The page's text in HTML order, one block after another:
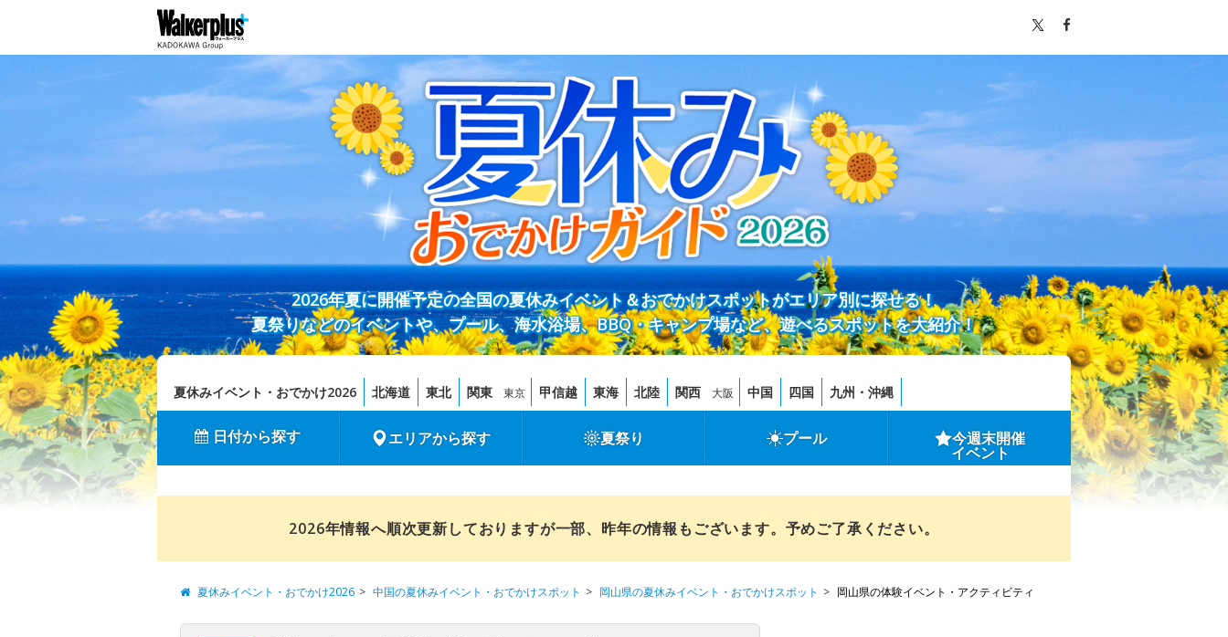
2026年夏に開催予定の全国の夏休みイベント＆おでかけスポットがエリア別に探せる！
夏祭りなどのイベントや、プール、海水浴場、BBQ・キャンプ場など、遊べるスポットを大紹介！
夏休みイベント・おでかけ2026 北海道 東北 関東 東京 甲信越 東海 北陸 関西 大阪 中国 四国 九州・沖縄
日付から探す エリアから探す 夏祭り プール 今週末開催
イベント
2026年情報へ順次更新しておりますが一部、昨年の情報もございます。予めご了承ください。
夏休みイベント・おでかけ2026 中国の夏休みイベント・おでかけスポット 岡山県の夏休みイベント・おでかけスポット 岡山県の体験イベント・アクティビティ